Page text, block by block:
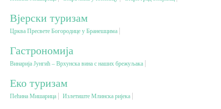
Вјерски туризам
Авантура
Вјерски туризам
Црква Пресвете Богородице у Бранешцима
Гастрономија
Винарија Јунгић – Врхунска вина с наших брежуљака
Еко туризам
Пећина Мишарица Излетиште Млинска ријека